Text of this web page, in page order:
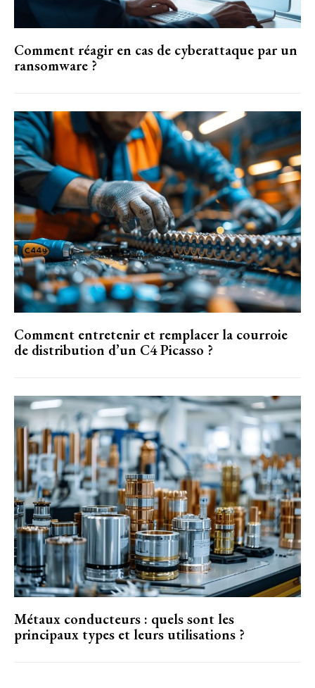
Comment réagir en cas de cyberattaque par un
ransomware ?
Comment entretenir et remplacer la courroie
de distribution d’un C4 Picasso ?
Métaux conducteurs : quels sont les
principaux types et leurs utilisations ?